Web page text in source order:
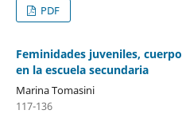
PDF
Feminidades juveniles,
en la escuela secundaria
Marina Tomasini
117-136